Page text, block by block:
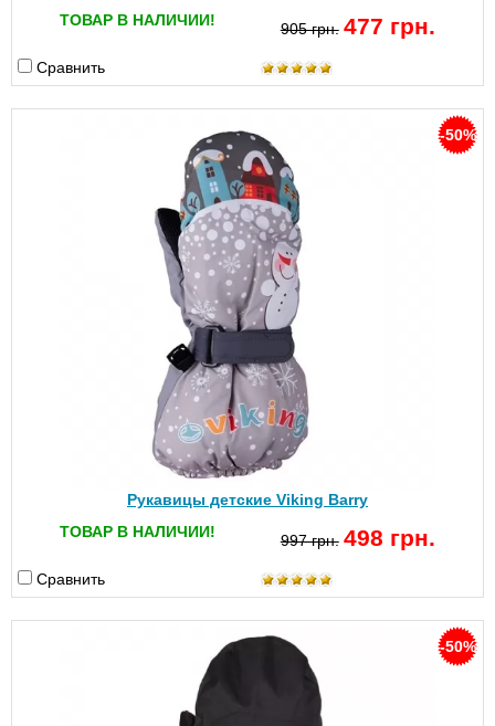
ТОВАР В НАЛИЧИИ!
905 грн. 477 грн.
Сравнить
-50%
Рукавицы детские Viking Barry
ТОВАР В НАЛИЧИИ!
997 грн. 498 грн.
Сравнить
-50%